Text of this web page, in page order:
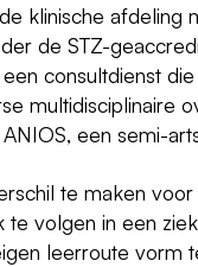
klinische afdeling
de STZ-
consultdienst
multidisciplinaire
een semi-
te maken
volgen in een
leerroute vorm